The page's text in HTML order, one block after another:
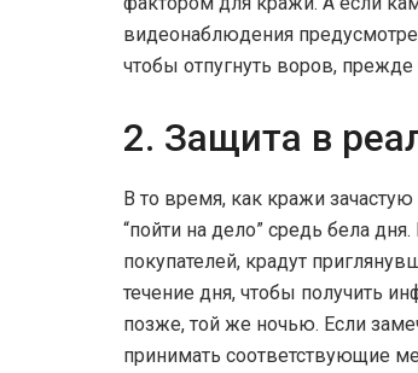
видеонаблюдения
чтобы отпугнуть воров,
2. Защита в
В то время, как кражи
“пойти на дело” средь бела
покупателей, крадут
течение дня, чтобы получить
позже, той же ночью. Если
принимать соответствующие